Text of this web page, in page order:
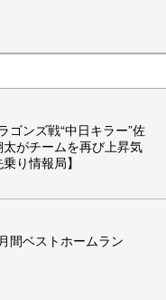
ゴンズ戦“中日キラー”佐
がチームを再び上昇気
り情報局】
間ベストホームラン